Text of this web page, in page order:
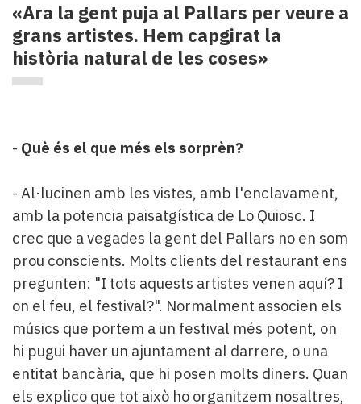
«Ara la gent puja al Pallars per veure a
grans artistes. Hem capgirat la
història natural de les coses»
- Què és el que més els sorprèn?
- Al·lucinen amb les vistes, amb l'enclavament,
amb la potencia paisatgística de Lo Quiosc. I
crec que a vegades la gent del Pallars no en som
prou conscients. Molts clients del restaurant ens
pregunten: "I tots aquests artistes venen aquí? I
on el feu, el festival?". Normalment associen els
músics que portem a un festival més potent, on
hi pugui haver un ajuntament al darrere, o una
entitat bancària, que hi posen molts diners. Quan
els explico que tot això ho organitzem nosaltres,